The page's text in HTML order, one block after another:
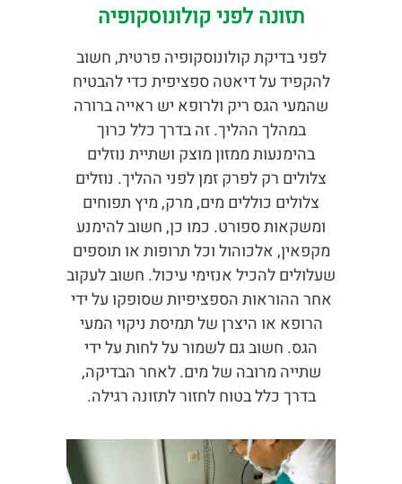
תזונה לפני קולונוסקופיה
לפני בדיקת קולונוסקופיה פרטית, חשוב
להקפיד על דיאטה ספציפית כדי להבטיח
שהמעי הגס ריק ולרופא יש ראייה ברורה
במהלך ההליך. זה בדרך כלל כרוך
בהימנעות ממזון מוצק ושתיית נוזלים
צלולים רק לפרק זמן לפני ההליך. נוזלים
צלולים כוללים מים, מרק, מיץ תפוחים
ומשקאות ספורט. כמו כן, חשוב להימנע
מקפאין, אלכוהול וכל תרופות או תוספים
שעלולים להכיל אנזימי עיכול. חשוב לעקוב
אחר ההוראות הספציפיות שסופקו על ידי
הרופא או היצרן של תמיסת ניקוי המעי
הגס. חשוב גם לשמור על לחות על ידי
שתייה מרובה של מים. לאחר הבדיקה,
בדרך כלל בטוח לחזור לתזונה רגילה.